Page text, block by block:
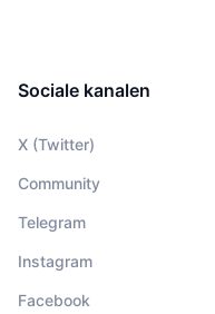
Sociale kanalen
X (Twitter)
Community
Telegram
Instagram
Facebook